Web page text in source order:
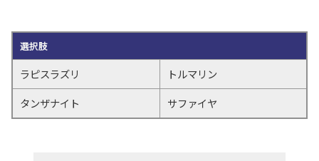
選択肢
ラピスラズリ
トルマリン
タンザナイト
サファイヤ